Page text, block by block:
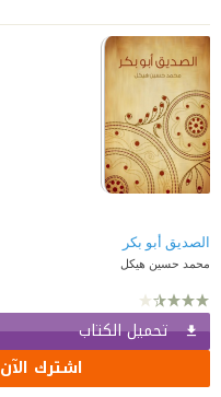
الصديق أبو بكر
محمد حسين هيكل
تحميل الكتاب
اشترك الآن